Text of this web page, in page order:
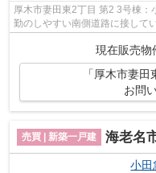
厚木市妻田東2丁目 第2 3号棟：小田急小田原線本厚木にも近くて便利。車通
勤のしやすい南側道路に接して
いただく新築戸建ての物件です
現在販売物
「厚木市妻
お問
売買 | 新築一戸建 海老名市国
小田